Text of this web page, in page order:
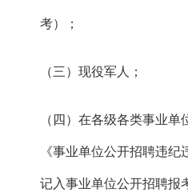
考）；
（三）现役军人；
（四）在各级各类事业单
《事业单位公开招聘违
记入事业单位公开招聘报